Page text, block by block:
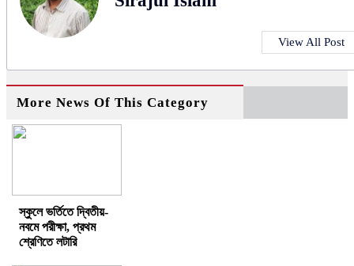
View All Post
More News Of This Category
স্কুলে ভর্তিতে দ্বিতীয়-
নবমে পরীক্ষা, প্রথম
শ্রেণিতে লটারি